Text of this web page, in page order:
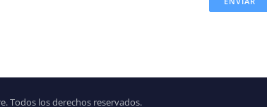
Todos los derechos reservados.